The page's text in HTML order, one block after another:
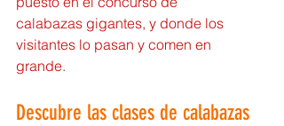
calabazas gigantes, y donde los
visitantes lo pasan y comen en
grande.
Descubre las clases de calabazas